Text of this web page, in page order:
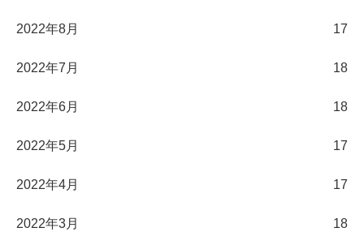
2022年8月 17
2022年7月 18
2022年6月 18
2022年5月 17
2022年4月 17
2022年3月 18